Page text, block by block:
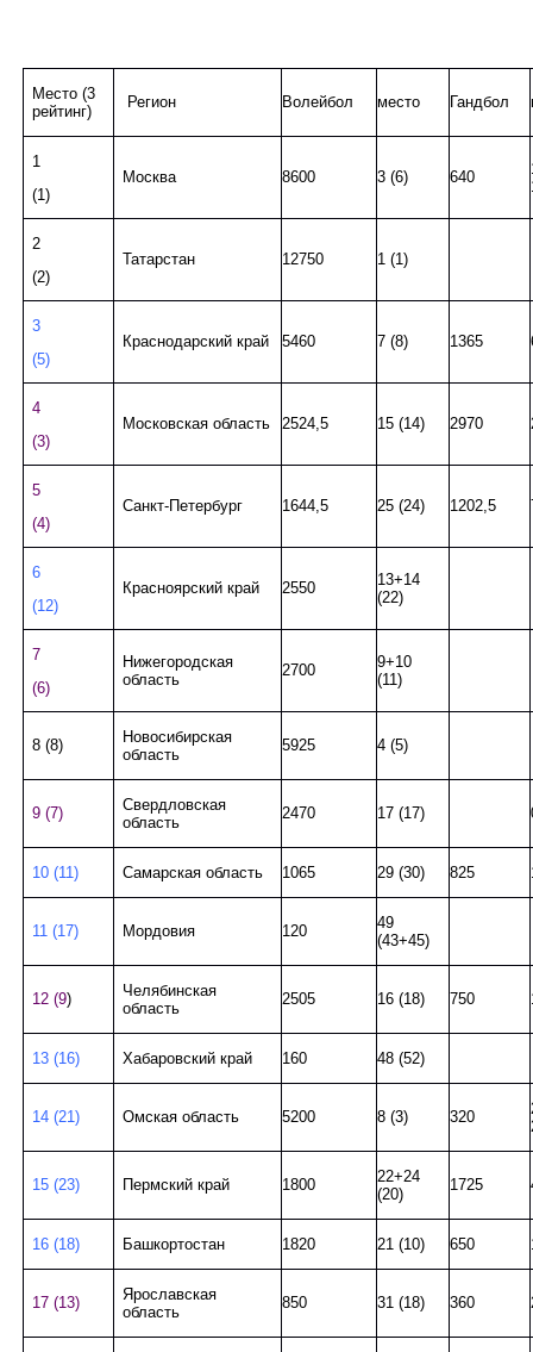
Место (3
рейтинг)
Регион Волейбол место Гандбол
1
(1)
Москва 8600 3 (6) 640
2
(2)
Татарстан 12750 1 (1)
3
(5)
Краснодарский край 5460 7 (8) 1365
4
(3)
Московская область 2524,5 15 (14) 2970
5
(4)
Санкт-Петербург 1644,5 25 (24) 1202,5
6
(12)
Красноярский край 2550
13+14
(22)
7
(6)
Нижегородская
область
2700
9+10
(11)
8 (8)
Новосибирская
область
5925 4 (5)
9 (7)
Свердловская
область
2470 17 (17)
10 (11) Самарская область 1065 29 (30) 825
11 (17) Мордовия 120
49
(43+45)
12 (9)
Челябинская
область
2505 16 (18) 750
13 (16) Хабаровский край 160 48 (52)
14 (21) Омская область 5200 8 (3) 320
15 (23) Пермский край 1800
22+24
(20)
1725
16 (18) Башкортостан 1820 21 (10) 650
17 (13)
Ярославская
область
850 31 (18) 360